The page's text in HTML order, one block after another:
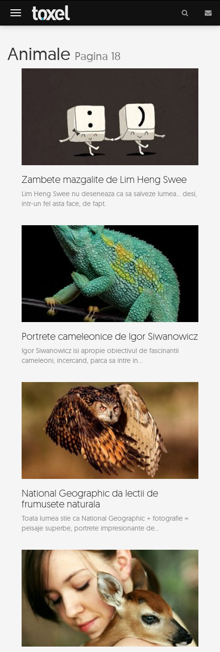
Meniu
Animale Pagina 18
Zambete mazgalite de Lim Heng Swee
Lim Heng Swee nu deseneaza ca sa salveze lumea... desi,
intr-un fel asta face, de fapt.
Portrete cameleonice de Igor Siwanowicz
Igor Siwanowicz isi apropie obiectivul de fascinantii
cameleoni, incercand, parca sa intre in...
National Geographic da lectii de
frumusete naturala
Toata lumea stie ca National Geographic + fotografie =
peisaje superbe, portrete impresionante de...